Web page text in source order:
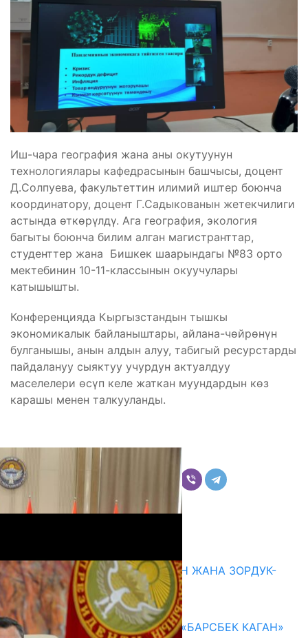
Иш-чара география жана аны окутуунун
технологиялары кафедрасынын башчысы, доцент
Д.Солпуева, факультеттин илимий иштер боюнча
координатору, доцент Г.Садыкованын жетекчилиги
астында ѳткѳрүлдү. Ага география, экология
багыты боюнча билим алган магистранттар,
студенттер жана Бишкек шаарындагы №83 орто
мектебинин 10-11-классынын окуучулары
катышышты.
Конференцияда Кыргызстандын тышкы
экономикалык байланыштары, айлана-чѳйрѳнүн
булганышы, анын алдын алуу, табигый ресурстарды
пайдалануу сыяктуу учурдун актуалдуу
маселелери ѳсүп келе жаткан муундардын кѳз
карашы менен талкууланды.
Комментарийлер
ГЕНДЕРДИК БАСМЫРЛООДОН ЖАНА ЗОРДУК-
ЗОМБУЛУКТАН КОРГОО
07.08.2026
КЫРГЫЗ ТАРЫХЫ ТАСМАДА: «БАРСБЕК КАГАН»